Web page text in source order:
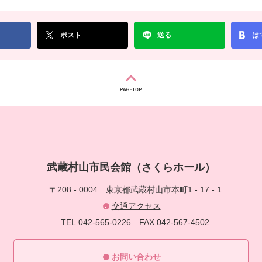
ポスト 送る は
武蔵村山市民会館（さくらホール）
〒208 - 0004 東京都武蔵村山市本町1 - 17 - 1
交通アクセス
TEL.042-565-0226 FAX.042-567-4502
お問い合わせ